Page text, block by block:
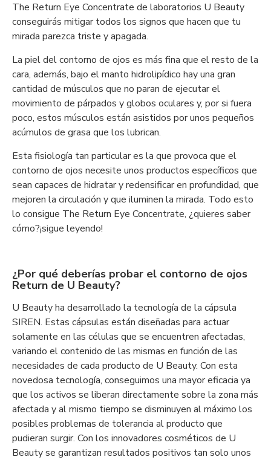
The Return Eye Concentrate de laboratorios U Beauty
conseguirás mitigar todos los signos que hacen que tu
mirada parezca triste y apagada.
La piel del contorno de ojos es más fina que el resto de la
cara, además, bajo el manto hidrolipídico hay una gran
cantidad de músculos que no paran de ejecutar el
movimiento de párpados y globos oculares y, por si fuera
poco, estos músculos están asistidos por unos pequeños
acúmulos de grasa que los lubrican.
Esta fisiología tan particular es la que provoca que el
contorno de ojos necesite unos productos específicos que
sean capaces de hidratar y redensificar en profundidad, que
mejoren la circulación y que iluminen la mirada. Todo esto
lo consigue The Return Eye Concentrate, ¿quieres saber
cómo?¡sigue leyendo!
¿Por qué deberías probar el contorno de ojos
Return de U Beauty?
U Beauty ha desarrollado la tecnología de la cápsula
SIREN. Estas cápsulas están diseñadas para actuar
solamente en las células que se encuentren afectadas,
variando el contenido de las mismas en función de las
necesidades de cada producto de U Beauty. Con esta
novedosa tecnología, conseguimos una mayor eficacia ya
que los activos se liberan directamente sobre la zona más
afectada y al mismo tiempo se disminuyen al máximo los
posibles problemas de tolerancia al producto que
pudieran surgir. Con los innovadores cosméticos de U
Beauty se garantizan resultados positivos tan solo unos